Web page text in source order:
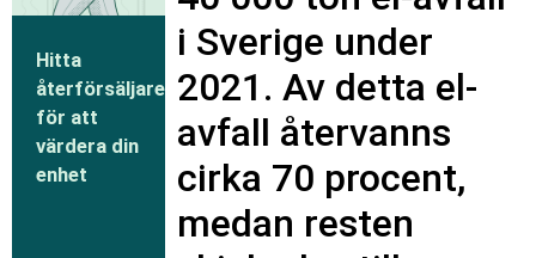
Hitta
återförsäljare
för att
värdera din
enhet
i Sverige under
2021. Av detta el-
avfall återvanns
cirka 70 procent,
medan resten